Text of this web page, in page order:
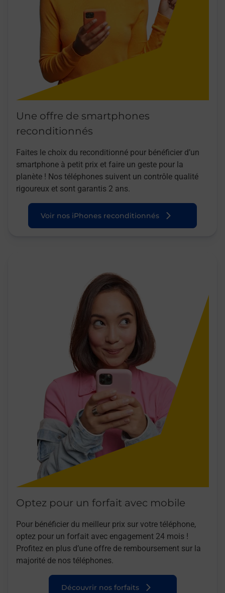
Une offre de smartphones
reconditionnés
Faites le choix du reconditionné pour bénéficier d’un
smartphone à petit prix et faire un geste pour la
planète ! Nos téléphones suivent un contrôle qualité
rigoureux et sont garantis 2 ans.
Voir nos iPhones reconditionnés
Optez pour un forfait avec mobile
Pour bénéficier du meilleur prix sur votre téléphone,
optez pour un forfait avec engagement 24 mois !
Profitez en plus d’une offre de remboursement sur la
majorité de nos téléphones.
Découvrir nos forfaits